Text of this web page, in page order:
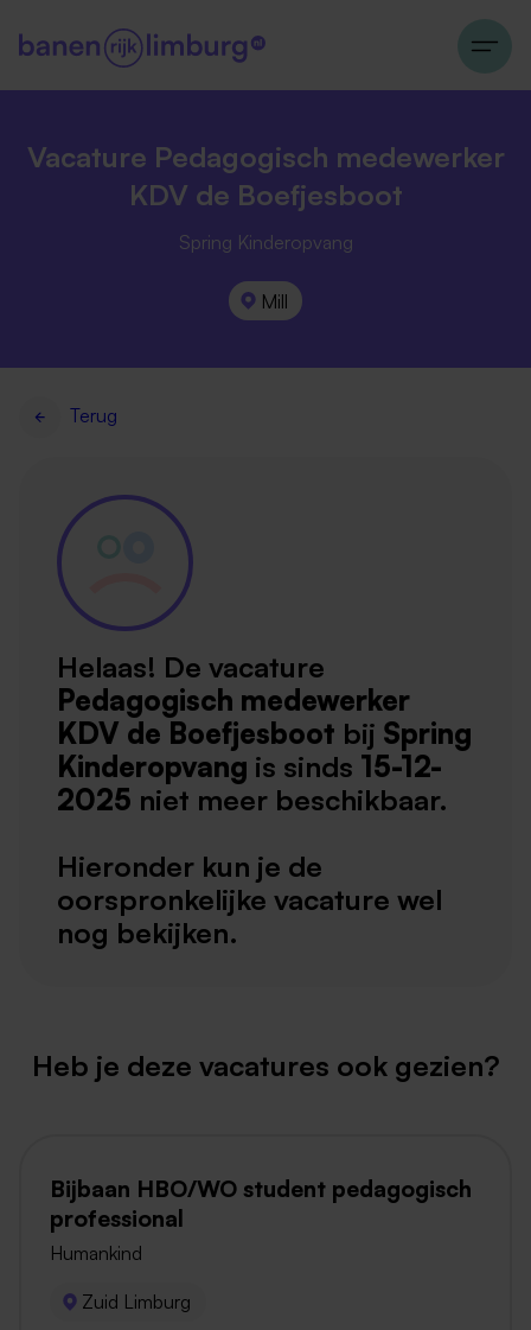
Vacature Pedagogisch medewerker
KDV de Boefjesboot
Spring Kinderopvang
Mill
Terug
Helaas! De vacature
Pedagogisch medewerker
KDV de Boefjesboot bij Spring
Kinderopvang is sinds 15-12-
2025 niet meer beschikbaar.
Hieronder kun je de
oorspronkelijke vacature wel
nog bekijken.
Heb je deze vacatures ook gezien?
Bijbaan HBO/WO student pedagogisch
professional
Humankind
Zuid Limburg